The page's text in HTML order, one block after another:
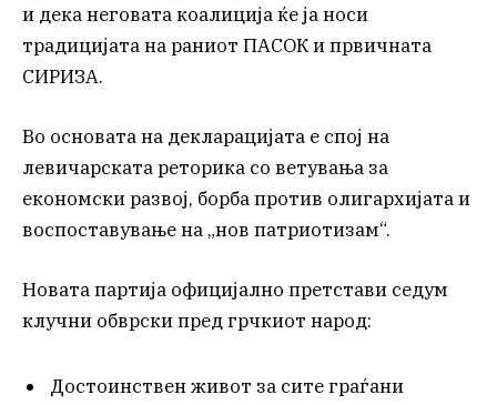
и дека неговата коалиција ќе ја носи
традицијата на раниот ПАСОК и првичната
СИРИЗА.
Во основата на декларацијата е спој на
левичарската реторика со ветувања за
економски развој, борба против олигархијата и
воспоставување на „нов патриотизам“.
Новата партија официјално претстави седум
клучни обврски пред грчкиот народ:
Достоинствен живот за сите граѓани